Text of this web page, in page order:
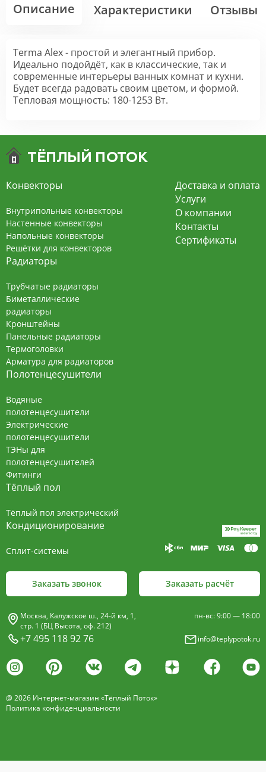
Описание Характеристики Отзывы
Terma Alex - простой и элегантный прибор.
Идеально подойдёт, как в классические, так и
современные интерьеры ванных комнат и кухни.
Будет всегда радовать своим цветом, и формой.
Тепловая мощность: 180-1253 Вт.
Конвекторы
Внутрипольные конвекторы
Настенные конвекторы
Напольные конвекторы
Решётки для конвекторов
Радиаторы
Трубчатые радиаторы
Биметаллические
радиаторы
Кронштейны
Панельные радиаторы
Термоголовки
Арматура для радиаторов
Полотенцесушители
Водяные
полотенцесушители
Электрические
полотенцесушители
ТЭНы для
полотенцесушителей
Фитинги
Тёплый пол
Тёплый пол электрический
Кондиционирование
Сплит-системы
Доставка и оплата
Услуги
О компании
Контакты
Сертификаты
Заказать звонок Заказать расчёт
Москва, Калужское ш., 24-й км, 1,
стр. 1 (БЦ Высота, оф. 212)
+7 495 118 92 76
пн-вс: 9:00 — 18:00
info@teplypotok.ru
@ 2026 Интернет-магазин «Тёплый Поток»
Политика конфиденциальности